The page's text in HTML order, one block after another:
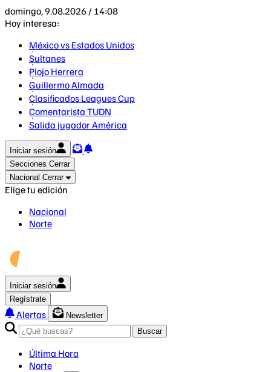
domingo, 9.08.2026 / 14:08
Hoy interesa:
México vs Estados Unidos
Sultanes
Piojo Herrera
Guillermo Almada
Clasificados Leagues Cup
Comentarista TUDN
Salida jugador América
Iniciar sesión
Secciones Cerrar
Nacional Cerrar
Elige tu edición
Nacional
Norte
Iniciar sesión
Regístrate
Alertas
Newsletter
Buscar
Última Hora
Norte